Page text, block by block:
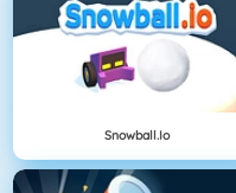
Snowball.io